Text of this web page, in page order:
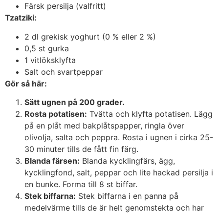
Färsk persilja (valfritt)
Tzatziki:
2 dl grekisk yoghurt (0 % eller 2 %)
0,5 st gurka
1 vitlöksklyfta
Salt och svartpeppar
Gör så här:
Sätt ugnen på 200 grader.
Rosta potatisen: Tvätta och klyfta potatisen. Lägg
på en plåt med bakplåtspapper, ringla över
olivolja, salta och peppra. Rosta i ugnen i cirka 25-
30 minuter tills de fått fin färg.
Blanda färsen: Blanda kycklingfärs, ägg,
kycklingfond, salt, peppar och lite hackad persilja i
en bunke. Forma till 8 st biffar.
Stek biffarna: Stek biffarna i en panna på
medelvärme tills de är helt genomstekta och har